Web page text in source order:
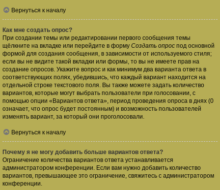
Вернуться к началу
Как мне создать опрос?
При создании темы или редактировании первого сообщения темы
щёлкните на вкладке или перейдите в форму Создать опрос под основной
формой для создания сообщения, в зависимости от используемого стиля;
если вы не видите такой вкладки или формы, то вы не имеете прав на
создание опросов. Укажите вопрос и как минимум два варианта ответа в
соответствующих полях, убедившись, что каждый вариант находится на
отдельной строке текстового поля. Вы также можете задать количество
вариантов, которые могут выбрать пользователи при голосовании, с
помощью опции «Вариантов ответа», период проведения опроса в днях (0
означает, что опрос будет постоянным) и возможность пользователей
изменять вариант, за который они проголосовали.
Вернуться к началу
Почему я не могу добавить больше вариантов ответа?
Ограничение количества вариантов ответа устанавливается
администратором конференции. Если вам нужно добавить количество
вариантов, превышающее это ограничение, свяжитесь с администратором
конференции.